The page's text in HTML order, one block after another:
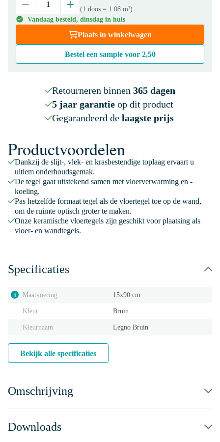
(1 doos = 1.08 m²)
Vandaag besteld, dinsdag in huis
Plaats in winkelwagen
Bestel een sample voor 2,50
Retourneren binnen 365 dagen
5 jaar garantieop dit product
Gegarandeerd de laagste prijs
Productvoordelen
Dankzij de slijt-, vlek- en krasbestendige toplaag ervaart u
ultiem onderhoudsgemak.
De tegel gaat uitstekend samen met vloerverwarming en -
koeling.
Pas hetzelfde formaat tegel als de vloertegel toe op de wand,
om de ruimte optisch groter te maken.
Onze keramische vloertegels zijn geschikt voor plaatsing als
vloer- en wandtegels.
Specificaties
i Maatvoering 15x90 cm
Kleur Bruin
Kleurnaam Legno Bruin
Bekijk alle specificaties
Omschrijving
Downloads